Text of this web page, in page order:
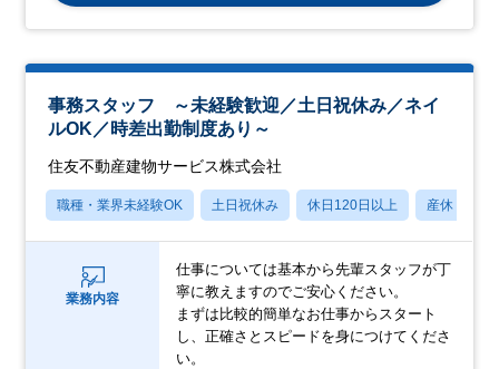
事務スタッフ ～未経験歓迎／土日祝休み／ネイ
ルOK／時差出勤制度あり～
住友不動産建物サービス株式会社
職種・業界未経験OK 土日祝休み 休日120日以上 産休・育休
業務内容
仕事については基本から先輩スタッフが丁
寧に教えますのでご安心ください。
まずは比較的簡単なお仕事からスタート
し、正確さとスピードを身につけてくださ
い。